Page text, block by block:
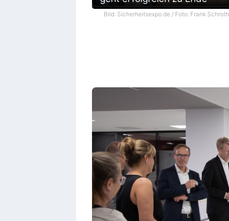
Bild: Sicherheitsexpo.de / Foto: Frank Schroth